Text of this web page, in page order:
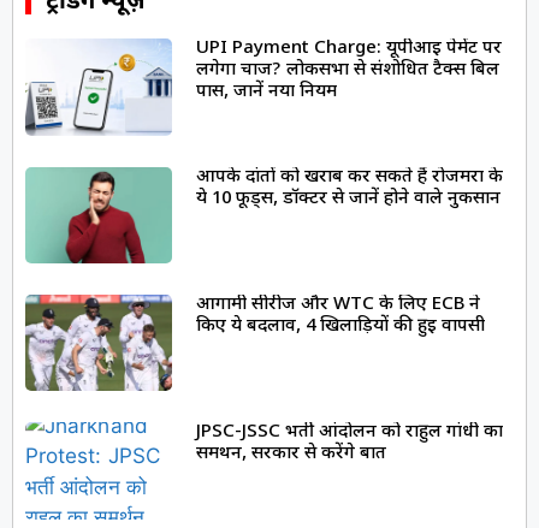
UPI Payment Charge: यूपीआई पेमेंट पर
लगेगा चार्ज? लोकसभा से संशोधित टैक्स बिल
पास, जानें नया नियम
आपके दांतों को खराब कर सकते हैं रोजमर्रा के
ये 10 फूड्स, डॉक्टर से जानें होने वाले नुकसान
आगामी सीरीज और WTC के लिए ECB ने
किए ये बदलाव, 4 खिलाड़ियों की हुई वापसी
JPSC-JSSC भर्ती आंदोलन को राहुल गांधी का
समर्थन, सरकार से करेंगे बात